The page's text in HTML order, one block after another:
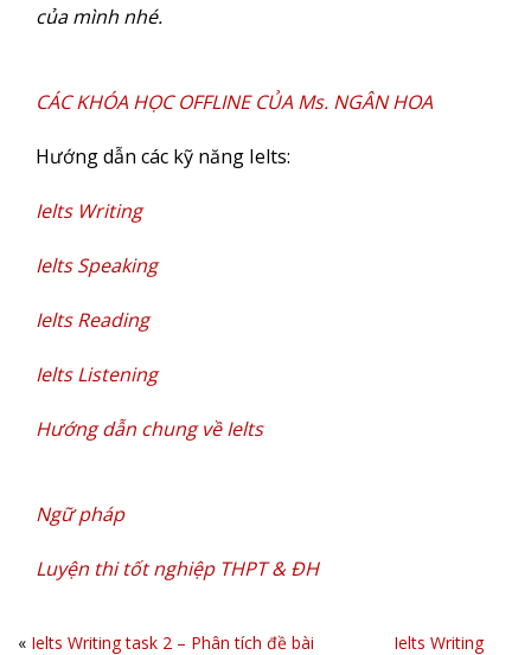
của mình nhé.
CÁC KHÓA HỌC OFFLINE CỦA Ms. NGÂN HOA
Hướng dẫn các kỹ năng Ielts:
Ielts Writing
Ielts Speaking
Ielts Reading
Ielts Listening
Hướng dẫn chung về Ielts
Ngữ pháp
Luyện thi tốt nghiệp THPT & ĐH
« Ielts Writing task 2 – Phân tích đề bài Ielts Writing